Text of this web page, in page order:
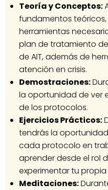
Teoría y Conceptos:
fundamentos
herramientas
plan de tratamiento
de AIT, además de
atención en crisis.
Demostraciones:
la oportunidad de ver
de los protocolos.
Ejercicios Prácticos:
tendrás la
cada protocolo en
aprender desde el rol
experimentar tu
Meditaciones: